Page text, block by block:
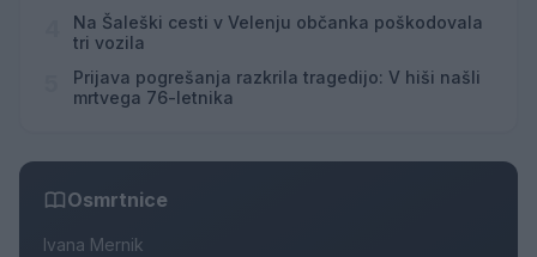
Na Šaleški cesti v Velenju občanka poškodovala
tri vozila
Prijava pogrešanja razkrila tragedijo: V hiši našli
mrtvega 76-letnika
Osmrtnice
Ivana Mernik